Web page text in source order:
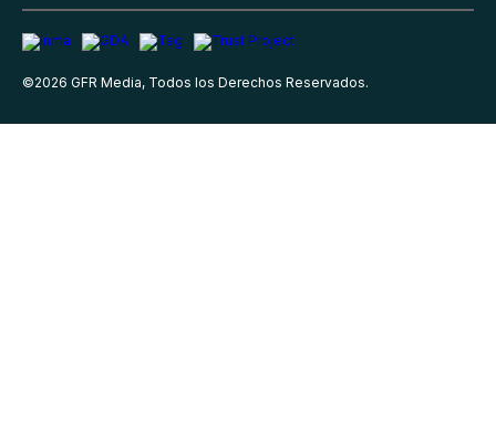
©2026 GFR Media, Todos los Derechos Reservados.